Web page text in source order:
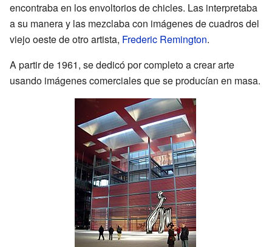
encontraba en los envoltorios de chicles. Las interpretaba
a su manera y las mezclaba con imágenes de cuadros del
viejo oeste de otro artista, Frederic Remington.
A partir de 1961, se dedicó por completo a crear arte
usando imágenes comerciales que se producían en masa.